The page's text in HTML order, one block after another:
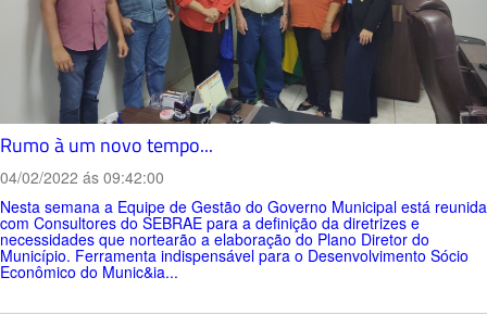
Rumo à um novo tempo...
04/02/2022 ás 09:42:00
Nesta semana a Equipe de Gestão do Governo Municipal está reunida
com Consultores do SEBRAE para a definição da diretrizes e
necessidades que nortearão a elaboração do Plano Diretor do
Município. Ferramenta indispensável para o Desenvolvimento Sócio
Econômico do Munic&ia...